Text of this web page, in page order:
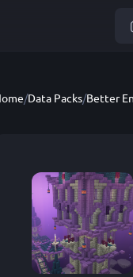
/Data Packs/